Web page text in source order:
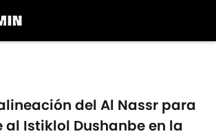
del Al Nassr para
al Istiklol Dushanbe en la